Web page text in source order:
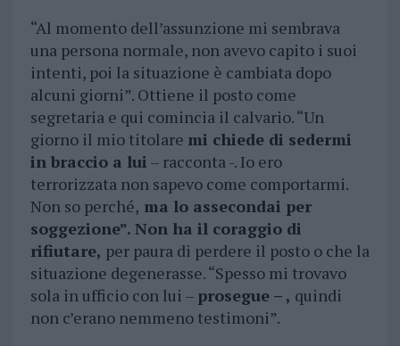
“Al momento dell’assunzione mi sembrava
una persona normale, non avevo capito i suoi
intenti, poi la situazione è cambiata dopo
alcuni giorni”. Ottiene il posto come
segretaria e qui comincia il calvario. “Un
giorno il mio titolare mi chiede di sedermi
in braccio a lui – racconta -. Io ero
terrorizzata non sapevo come comportarmi.
Non so perché, ma lo assecondai per
soggezione”. Non ha il coraggio di
rifiutare, per paura di perdere il posto o che la
situazione degenerasse. “Spesso mi trovavo
sola in ufficio con lui – prosegue – , quindi
non c’erano nemmeno testimoni”.